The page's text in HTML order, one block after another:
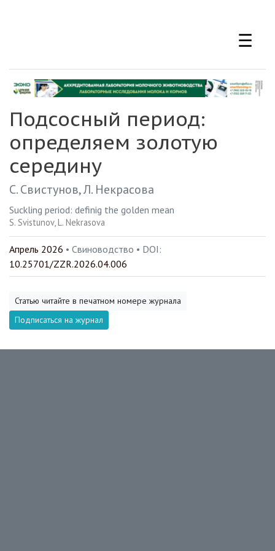
☰
Подсосный период:
определяем золотую
середину
С. Свистунов Л. Некрасова
Suckling period: definig the golden mean
S. Svistunov L. Nekrasova
Апрель 2026 • Свиноводство • DOI:
10.25701/ZZR.2026.04.006
Статью читайте в печатном номере журнала
Подписаться на журнал